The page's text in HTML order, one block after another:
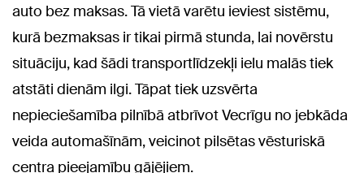
auto bez maksas. Tā vietā varētu ieviest sistēmu,
kurā bezmaksas ir tikai pirmā stunda, lai novērstu
situāciju, kad šādi transportlīdzekļi ielu malās tiek
atstāti dienām ilgi. Tāpat tiek uzsvērta
nepieciešamība pilnībā atbrīvot Vecrīgu no jebkāda
veida automašīnām, veicinot pilsētas vēsturiskā
centra pieejamību gājējiem.